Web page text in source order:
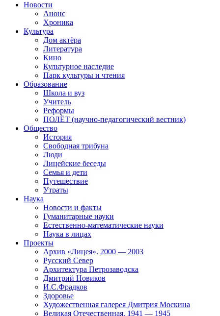
Новости
Анонс
Хроника
Культура
Дом актёра
Литература
Кино
Культурное наследие
Парк культуры и чтения
Образование
Школа и вуз
Учитель
Реформы
ПОЛЁТ (научно-педагогический вестник)
Общество
История
Свободная трибуна
Люди
Лицейские беседы
Семья и дети
Путешествие
Утраты
Наука
Новости и факты
Гуманитарные науки
Естественно-математические науки
Наука в лицах
Проекты
Архив «Лицея». 2000 — 2003
Русский Север
Архитектура Петрозаводска
Дмитрий Новиков
И.С.Фрадков
Здоровье
Художественная галерея Дмитрия Москина
Великая Отечественная. 1941 — 1945